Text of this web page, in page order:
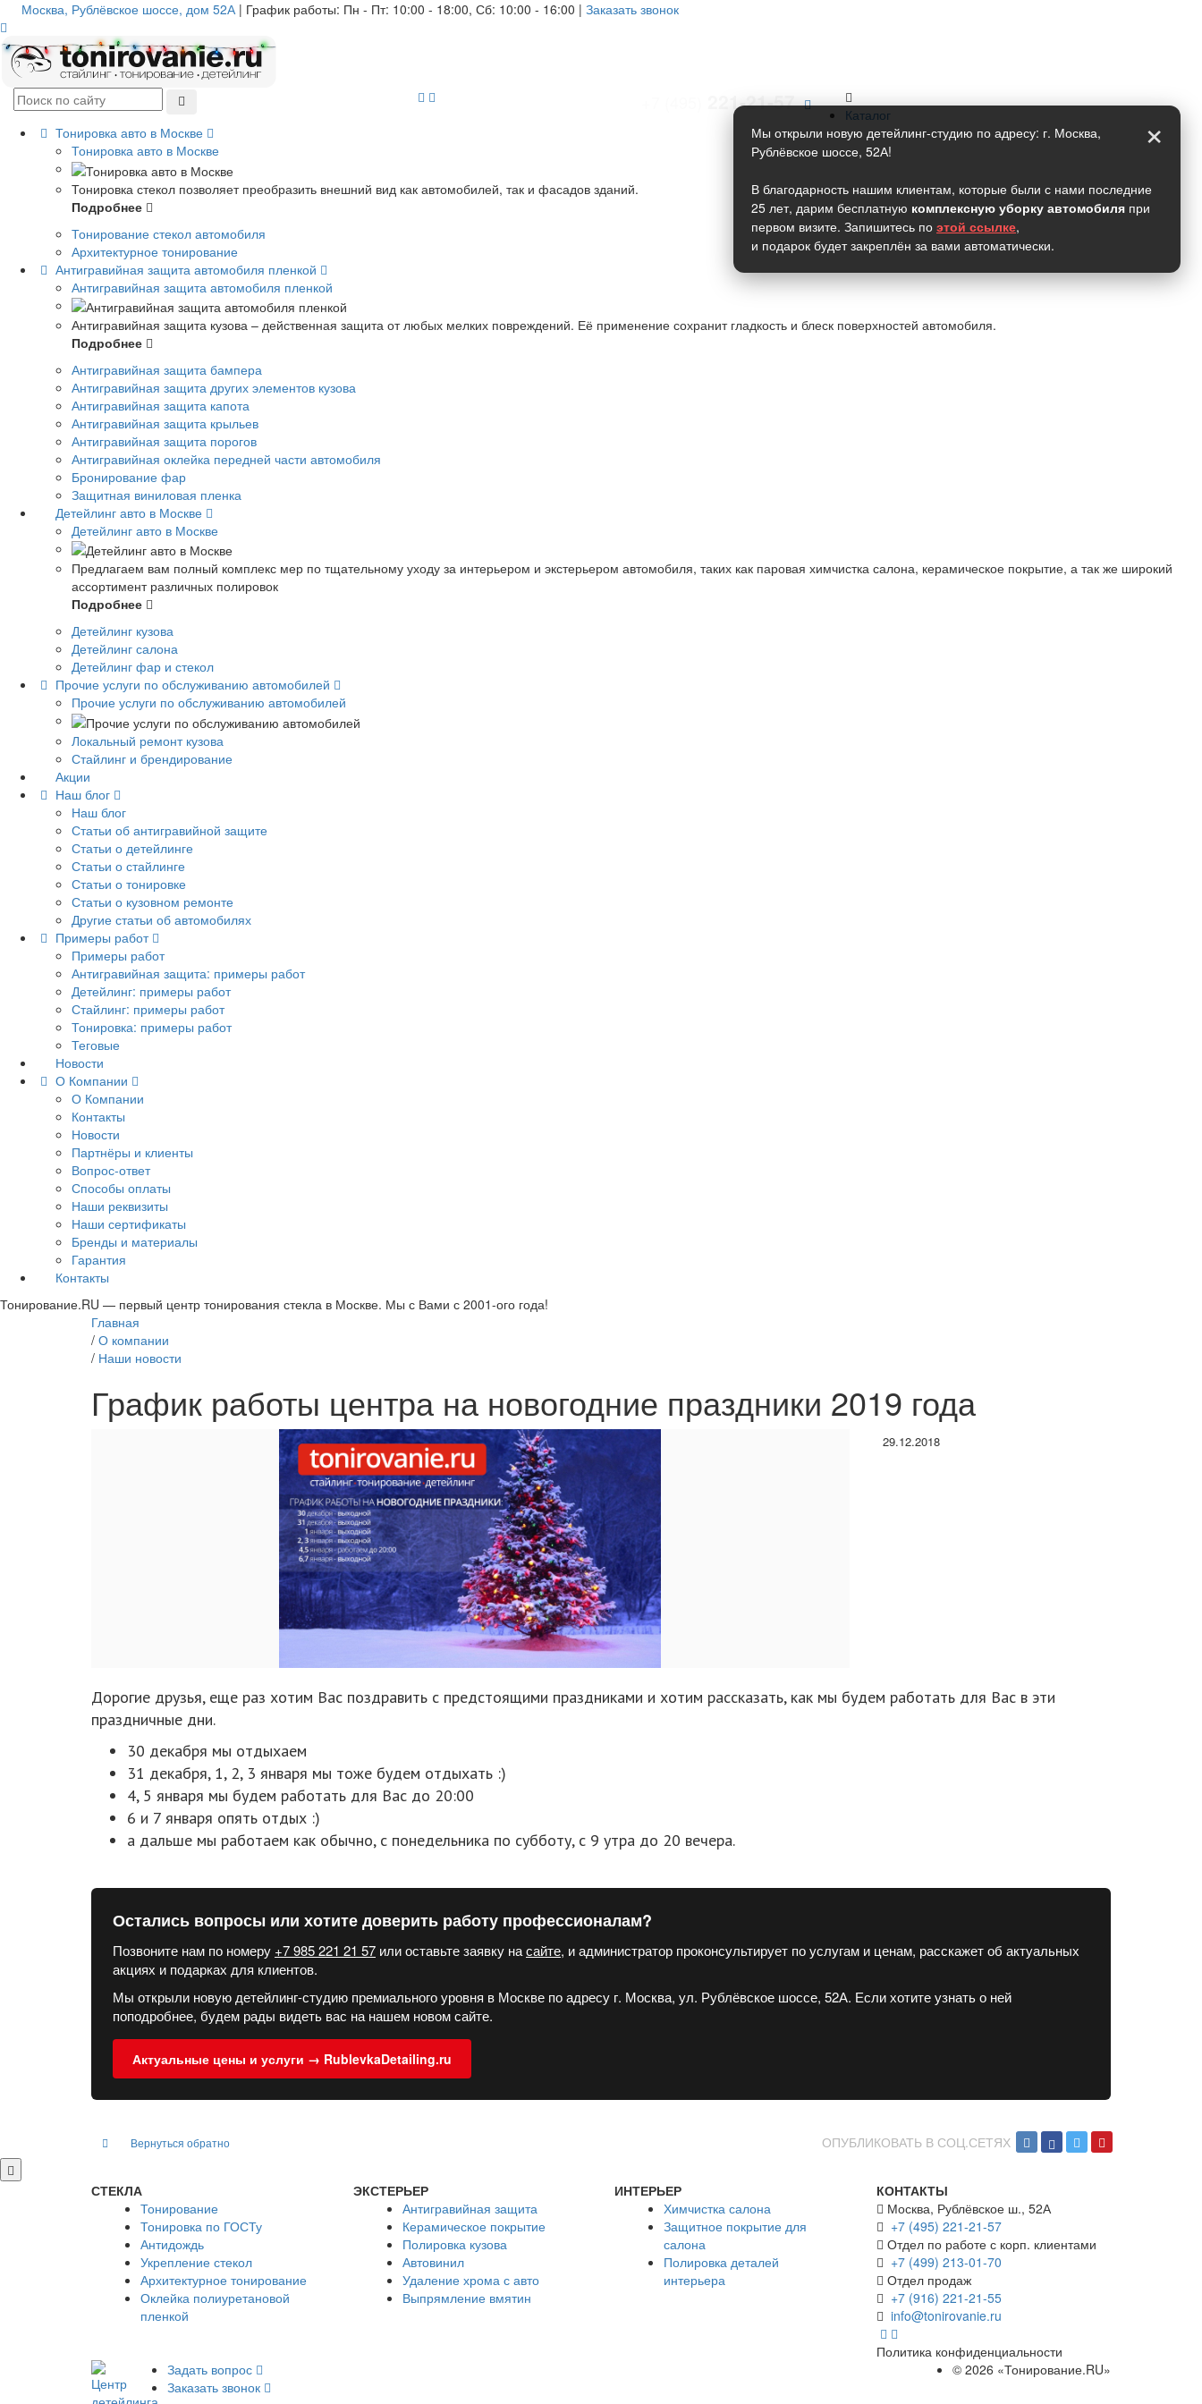
×
Мы открыли новую детейлинг-студию по адресу: г. Москва,
Рублёвское шоссе, 52А!
В благодарность нашим клиентам, которые были с нами последние
25 лет, дарим бесплатную комплексную уборку автомобиля при
первом визите. Запишитесь по этой ссылке,
и подарок будет закреплён за вами автоматически.
Москва, Рублёвское шоссе, дом 52А| График работы: Пн - Пт: 10:00 - 18:00, Сб: 10:00 - 16:00 | Заказать звонок
221-21-57
Каталог
Тонировка авто в Москве
Тонировка авто в Москве
Тонировка стекол позволяет преобразить внешний вид как автомобилей, так и фасадов зданий.
Подробнее
Тонирование стекол автомобиля
Архитектурное тонирование
Антигравийная защита автомобиля пленкой
Антигравийная защита автомобиля пленкой
Антигравийная защита кузова – действенная защита от любых мелких повреждений. Её применение сохранит гладкость и блеск поверхностей автомобиля.
Подробнее
Антигравийная защита бампера
Антигравийная защита других элементов кузова
Антигравийная защита капота
Антигравийная защита крыльев
Антигравийная защита порогов
Антигравийная оклейка передней части автомобиля
Бронирование фар
Защитная виниловая пленка
Детейлинг авто в Москве
Детейлинг авто в Москве
Предлагаем вам полный комплекс мер по тщательному уходу за интерьером и экстерьером автомобиля, таких как паровая химчистка салона, керамическое покрытие, а так же широкий
ассортимент различных полировок
Подробнее
Детейлинг кузова
Детейлинг салона
Детейлинг фар и стекол
Прочие услуги по обслуживанию автомобилей
Прочие услуги по обслуживанию автомобилей
Локальный ремонт кузова
Стайлинг и брендирование
Акции
Наш блог
Наш блог
Статьи об антигравийной защите
Статьи о детейлинге
Статьи о стайлинге
Статьи о тонировке
Статьи о кузовном ремонте
Другие статьи об автомобилях
Примеры работ
Примеры работ
Антигравийная защита: примеры работ
Детейлинг: примеры работ
Стайлинг: примеры работ
Тонировка: примеры работ
Теговые
Новости
О Компании
О Компании
Контакты
Новости
Партнёры и клиенты
Вопрос-ответ
Способы оплаты
Наши реквизиты
Наши сертификаты
Бренды и материалы
Гарантия
Контакты
Тонирование.RU — первый центр тонирования стекла в Москве. Мы с Вами с 2001-ого года!
Главная
/ О компании
/ Наши новости
График работы центра на новогодние праздники 2019 года
29.12.2018
Дорогие друзья, еще раз хотим Вас поздравить с предстоящими праздниками и хотим рассказать, как мы будем работать для Вас в эти
праздничные дни.
30 декабря мы отдыхаем
31 декабря, 1, 2, 3 января мы тоже будем отдыхать :)
4, 5 января мы будем работать для Вас до 20:00
6 и 7 января опять отдых :)
а дальше мы работаем как обычно, с понедельника по субботу, с 9 утра до 20 вечера.
Остались вопросы или хотите доверить работу профессионалам?
Позвоните нам по номеру +7 985 221 21 57 или оставьте заявку насайте, и администратор проконсультирует по услугам и ценам, расскажет об актуальных
акциях и подарках для клиентов.
Мы открыли новую детейлинг-студию премиального уровня в Москве по адресу г. Москва, ул. Рублёвское шоссе, 52А. Если хотите узнать о ней
поподробнее, будем рады видеть вас на нашем новом сайте.
Актуальные цены и услуги → RublevkaDetailing.ru
Вернуться обратно ОПУБЛИКОВАТЬ В СОЦ.СЕТЯХ
СТЕКЛА ЭКСТЕРЬЕР ИНТЕРЬЕР
КОНТАКТЫ
Тонирование
Тонировка по ГОСТу
Антидождь
Укрепление стекол
Архитектурное тонирование
Оклейка полиуретановой
пленкой
Антигравийная защита
Керамическое покрытие
Полировка кузова
Автовинил
Удаление хрома с авто
Выпрямление вмятин
Химчистка салона
Защитное покрытие для
салона
Полировка деталей
интерьера
Москва, Рублёвское ш., 52А
+7 (495) 221-21-57
Отдел по работе с корп. клиентами
+7 (499) 213-01-70
Отдел продаж
+7 (916) 221-21-55
info@tonirovanie.ru
Политика конфиденциальности
Задать вопрос
Заказать звонок
© 2026 «Тонирование.RU»